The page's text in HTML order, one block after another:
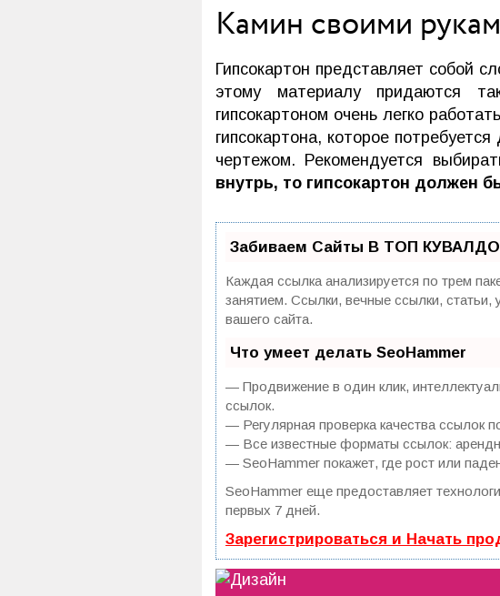
Камин своими
Гипсокартон представляет собой
этому материалу придаются
гипсокартоном очень легко
гипсокартона, которое
чертежом. Рекомендуется
внутрь, то гипсокартон должен
Забиваем Сайты В ТОП
Каждая ссылка анализируется по трем
занятием. Ссылки, вечные ссылки,
вашего сайта.
Что умеет делать SeoHammer
— Продвижение в один клик,
ссылок.
— Регулярная проверка качества ссылок
— Все известные форматы ссылок:
— SeoHammer покажет, где рост или
SeoHammer еще предоставляет
первых 7 дней.
Зарегистрироваться и Начать